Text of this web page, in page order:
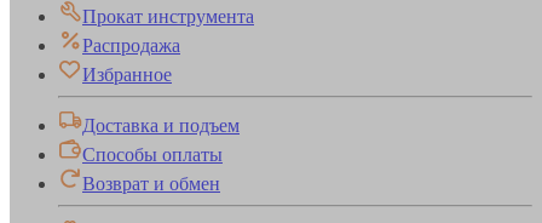
Прокат инструмента
Распродажа
Избранное
Доставка и подъем
Способы оплаты
Возврат и обмен